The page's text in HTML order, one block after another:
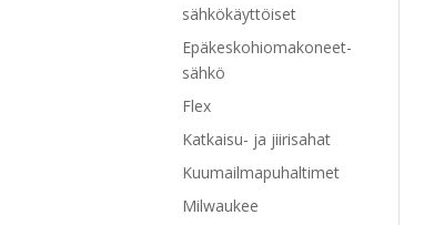
sähkökäyttöiset
Epäkeskohiomakoneet-
sähkö
Flex
Katkaisu- ja jiirisahat
Kuumailmapuhaltimet
Milwaukee